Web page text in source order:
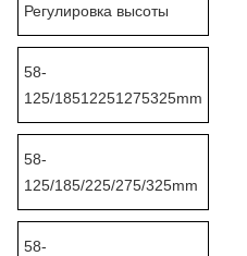
Регулировка высоты
58-
125/18512251275325mm
58-
125/185/225/275/325mm
58-